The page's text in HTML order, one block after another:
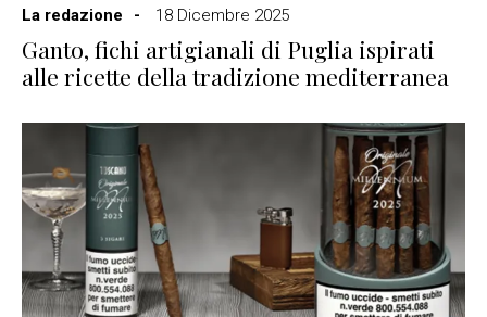
La redazione
18 Dicembre 2025
Ganto, fichi artigianali di Puglia ispirati
alle ricette della tradizione mediterranea